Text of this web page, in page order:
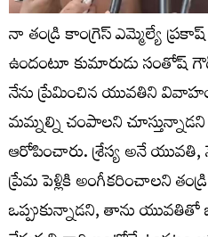
నా తండ్రి కాంగ్రెస్ ఎమ్మెల్యే
ఉందంటూ కుమారుడు సంతోష్
నేను ప్రేమించిన యువతిని
మమ్నల్ని చంపాలని
ఆరోపించారు. శ్రేస్య అనే
ప్రేమ పెళ్లికి అంగీకరించాలని
ఒప్పుకున్నాడని, తాను యువతితో